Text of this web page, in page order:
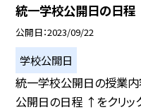
統一学校公開日の日程
公開日 2023/09/22
学校公開日
統一学校公開日の授業内
公開日の日程 ↑をクリッ